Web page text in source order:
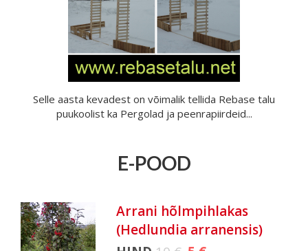
Selle aasta kevadest on võimalik tellida Rebase talu
puukoolist ka Pergolad ja peenrapiirdeid...
E-POOD
Arrani hõlmpihlakas
(Hedlundia arranensis)